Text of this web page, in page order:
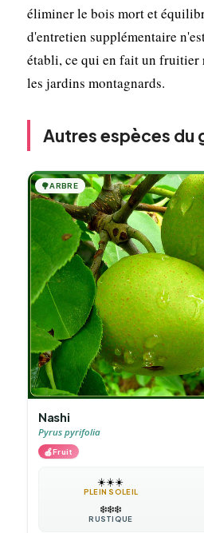
éliminer le bois mort et
d'entretien supplémentaire
établi, ce qui en fait un
les jardins montagnards.
Autres espèces du
🌳ARBRE
Nashi
Pyrus pyrifolia
🍎Fruit
☀️☀️☀️
PLEIN SOLEIL
❄️❄️❄️
RUSTIQUE